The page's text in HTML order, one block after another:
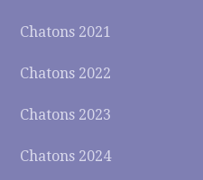
Chatons 2021
Chatons 2022
Chatons 2023
Chatons 2024